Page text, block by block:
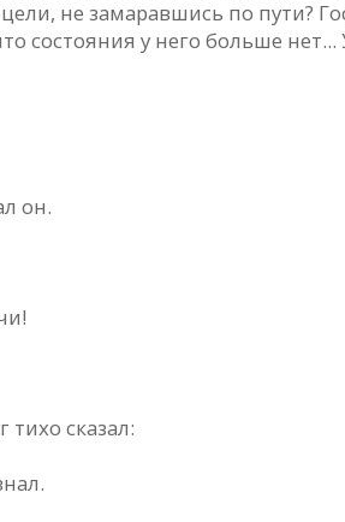
не замаравшись по пути?
состояния у него больше
он.
сказал: